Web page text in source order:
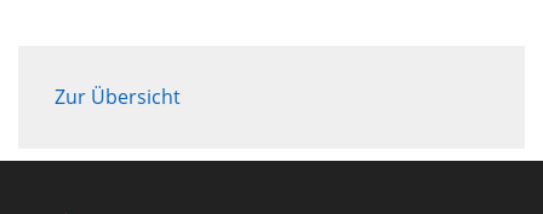
Zur Übersicht